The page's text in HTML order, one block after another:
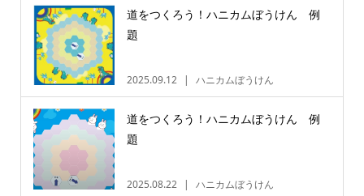
道をつくろう！ハニカムぼうけん 例
題
2025.09.12 ハニカムぼうけん
道をつくろう！ハニカムぼうけん 例
題
2025.08.22 ハニカムぼうけん